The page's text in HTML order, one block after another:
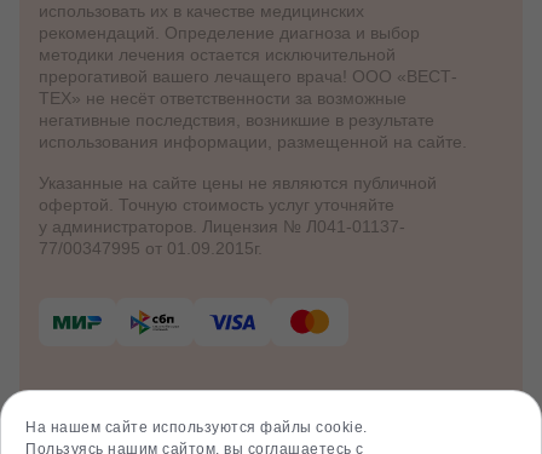
использовать их в качестве медицинских
рекомендаций. Определение диагноза и выбор
методики лечения остается исключительной
прерогативой вашего лечащего врача! ООО «ВЕСТ-
ТЕХ» не несёт ответственности за возможные
негативные последствия, возникшие в результате
использования информации, размещенной на сайте.
Указанные на сайте цены не являются публичной
офертой. Точную стоимость услуг уточняйте
у администраторов. Лицензия № Л041-01137-
77/00347995 от 01.09.2015г.
© 2012 - 2026 Клинико-диагностический
центр «Клиника Здоровья»
На нашем сайте используются файлы cookie.
Пользуясь нашим сайтом, вы соглашаетесь с